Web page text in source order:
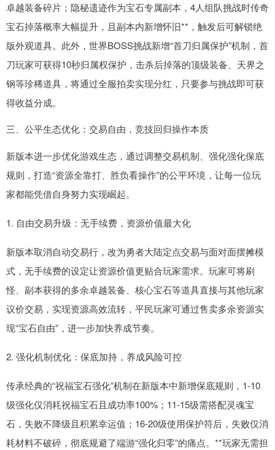
卓越装备碎片；隐秘遗迹作为宝石专属副本，4人组队挑战时传奇
宝石掉落概率大幅提升，且副本内新增怀旧**，触发后可解锁绝
版外观道具。此外，世界BOSS挑战新增“首刀归属保护”机制，首
刀玩家可获得10秒归属权保护，击杀后掉落的顶级装备、天界之
钢等珍稀道具，将通过全服拍卖实现分红，只要参与挑战即可获
得收益分成。
三、公平生态优化：交易自由，竞技回归操作本质
新版本进一步优化游戏生态，通过调整交易机制、强化强化保底
规则，打造“资源全靠打、胜负看操作”的公平环境，让每一位玩
家都能凭借自身努力实现崛起。
1. 自由交易升级：无手续费，资源价值最大化
新版本取消自动交易行，改为勇者大陆定点交易与面对面摆摊模
式，无手续费的设定让资源价值更贴合玩家需求。玩家可将刷
怪、副本获得的多余卓越装备、核心宝石等道具直接与其他玩家
议价交易，实现资源高效流转，平民玩家可通过售卖多余资源实
现“宝石自由”，进一步加快养成节奏。
2. 强化机制优化：保底加持，养成风险可控
传承经典的“祝福宝石强化”机制在新版本中新增保底规则，1-10
级强化仅消耗祝福宝石且成功率100%；11-15级需搭配灵魂宝
石，失败不降级且积累幸运值；16-20级使用保护符后，失败仅消
耗材料不破碎，彻底规避了端游“强化归零”的痛点。**玩家无需担